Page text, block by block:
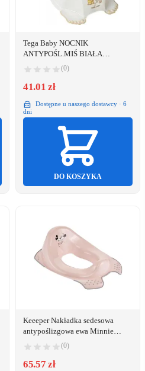
Tega Baby NOCNIK
ANTYPOŚL.MIŚ BIAŁA
PERŁA/MS-013- 118/
(0)
41.01 zł
Dostępne u naszego dostawcy · 6
dni
DO KOSZYKA
Keeeper Nakładka sedesowa
antypoślizgowa ewa Minnie
2141NN Keeeper
(0)
65.57 zł